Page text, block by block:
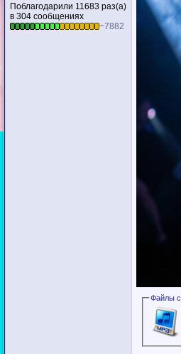
Поблагодарили 11683 раз(а)
в 304 сообщениях
~7882